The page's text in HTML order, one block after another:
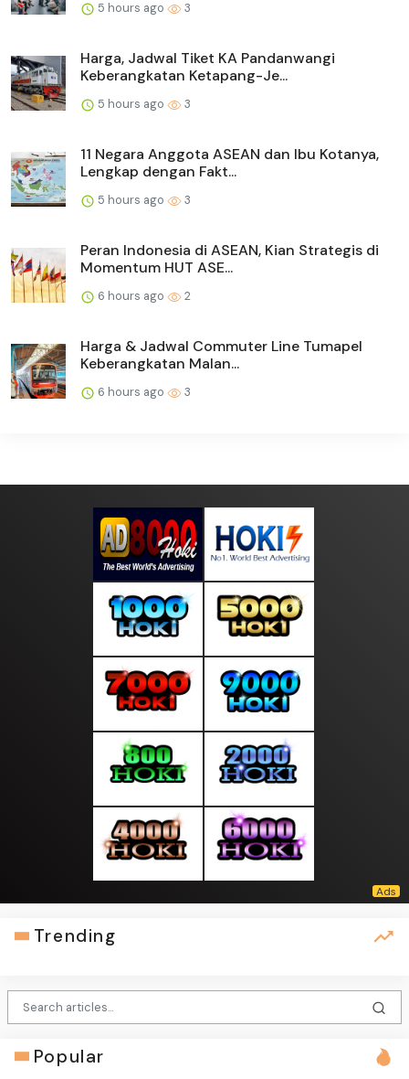
5 hours ago 3
Harga, Jadwal Tiket KA Pandanwangi
Keberangkatan Ketapang-Je...
5 hours ago 3
11 Negara Anggota ASEAN dan Ibu Kotanya,
Lengkap dengan Fakt...
5 hours ago 3
Peran Indonesia di ASEAN, Kian Strategis di
Momentum HUT ASE...
6 hours ago 2
Harga & Jadwal Commuter Line Tumapel
Keberangkatan Malan...
6 hours ago 3
Trending
Popular